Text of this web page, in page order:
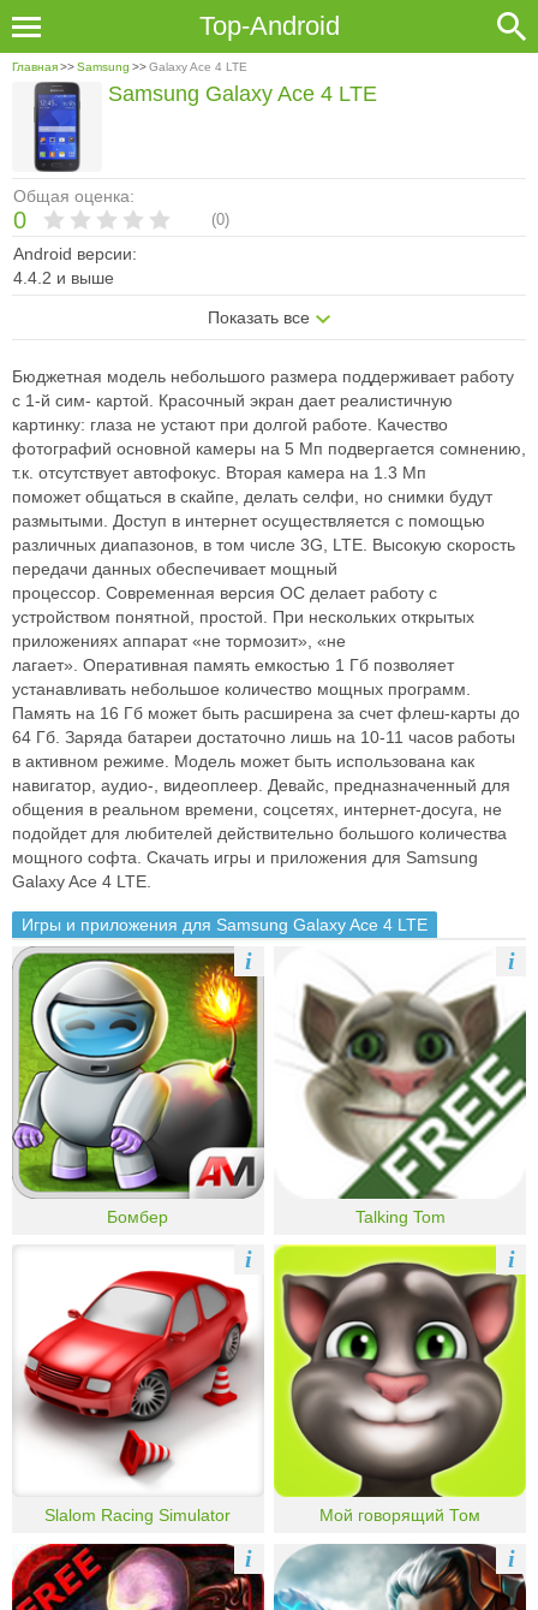
Top-Android
Главная>>Samsung >>Galaxy Ace 4 LTE
Общая оценка:
0 (0)
Android версии:
4.4.2 и выше
Показать все
Samsung Galaxy Ace 4 LTE
Бюджетная модель небольшого размера поддерживает работу
с 1-й сим- картой. Красочный экран дает реалистичную
картинку: глаза не устают при долгой работе. Качество
фотографий основной камеры на 5 Мп подвергается сомнению,
т.к. отсутствует автофокус. Вторая камера на 1.3 Мп
поможетобщаться в скайпе, делать селфи, но снимки будут
размытыми. Доступ в интернет осуществляется с помощью
различных диапазонов, в том числе 3G, LTE. Высокую скорость
передачи данных обеспечивает мощный
процессор. Современная версия ОС делает работу с
устройством понятной, простой. При нескольких открытых
приложениях аппарат «не тормозит», «не
лагает». Оперативная память емкостью 1 Гб позволяет
устанавливать небольшое количество мощных программ.
Память на 16 Гб может быть расширена за счет флеш-карты до
64 Гб. Заряда батареи достаточно лишь на 10-11 часов работы
в активном режиме. Модель может быть использована как
навигатор, аудио-, видеоплеер. Девайс, предназначенный для
общения в реальном времени, соцсетях, интернет-досуга, не
подойдет для любителей действительно большого количества
мощного софта. Скачать игры и приложения для Samsung
Galaxy Ace 4 LTE.
Игры и приложения для Samsung Galaxy Ace 4 LTE
Бомбер
i
Talking Tom
i
Slalom Racing Simulator
i
Мой говорящий Том
i
i i